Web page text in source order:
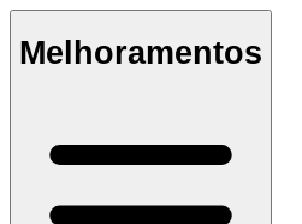
Melhoramentos